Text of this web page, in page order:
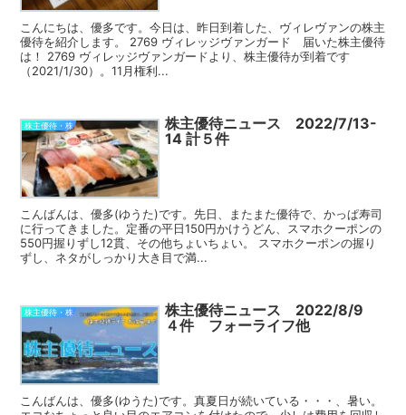
こんにちは、優多です。今日は、昨日到着した、ヴィレヴァンの株主
優待を紹介します。 2769 ヴィレッジヴァンガード 届いた株主優待
は！ 2769 ヴィレッジヴァンガードより、株主優待が到着です
（2021/1/30）。11月権利...
株主優待・株
株主優待ニュース 2022/7/13-
14 計５件
こんばんは、優多(ゆうた)です。先日、またまた優待で、かっぱ寿司
に行ってきました。定番の平日150円かけうどん、スマホクーポンの
550円握りずし12貫、その他ちょいちょい。 スマホクーポンの握り
ずし、ネタがしっかり大き目で満...
株主優待・株
株主優待ニュース 2022/8/9
４件 フォーライフ他
こんばんは、優多(ゆうた)です。真夏日が続いている・・・、暑い。